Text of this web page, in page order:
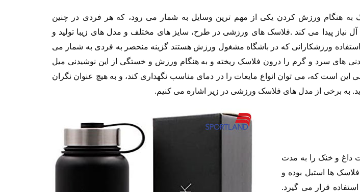
به هنگام ورزش کردن یکی از مهم ترین وسایل به شمار می رود، که هر فردی در چنین
نیاز پیدا می کند .فلاسک های ورزشی در طرح، سایز های مختلف و مدل های زیبا تولید و
ورزشکارانی که در باشگاه مشغول ورزش هستند گزینه منحصر به فردی به شمار می
های سرد و گرم را درون فلاسک ریخته و به هنگام ورزش و خستگی از این نوشیدنی میل
این است که، می توان انواع مایعات را در دمای مناسب نگهداری کند، و به هیچ عنوان نگران
به برخی از مدل های فلاسک ورزشی در زیر اشاره می کنیم.
داغ و خنک را به مدت
فلاسک ها استیل بوده و
قرار می گیرد.